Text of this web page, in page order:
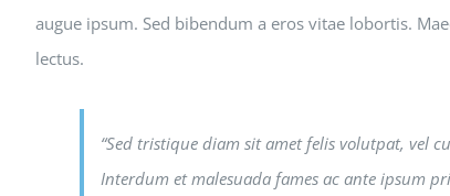
augue ipsum. Sed bibendum a eros vitae lobortis.
lectus.
“Sed tristique diam sit amet felis volutpat, vel
Interdum et malesuada fames ac ante ipsum